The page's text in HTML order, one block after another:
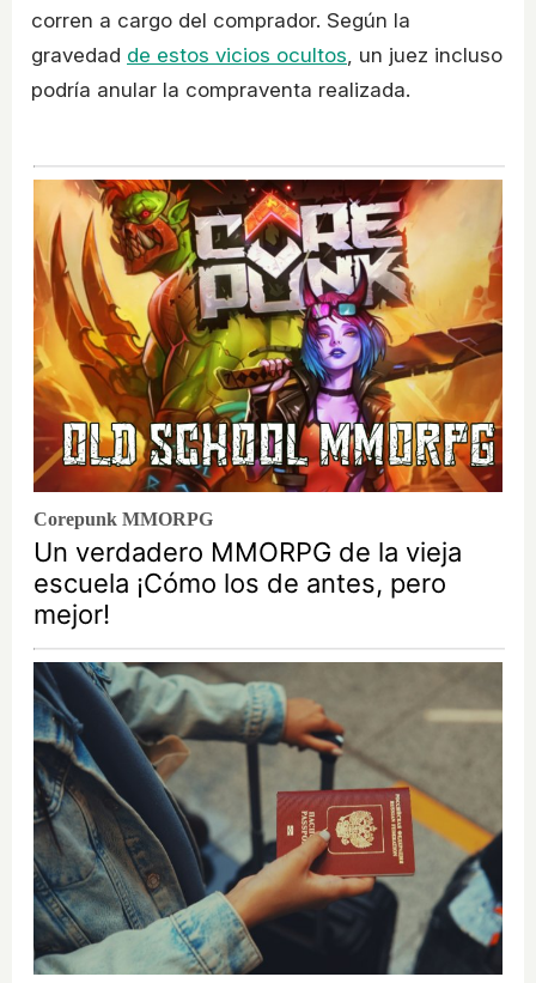
corren a cargo del comprador. Según la
gravedad de estos vicios ocultos, un juez incluso
podría anular la compraventa realizada.
Corepunk MMORPG
Un verdadero MMORPG de la vieja
escuela ¡Cómo los de antes, pero
mejor!